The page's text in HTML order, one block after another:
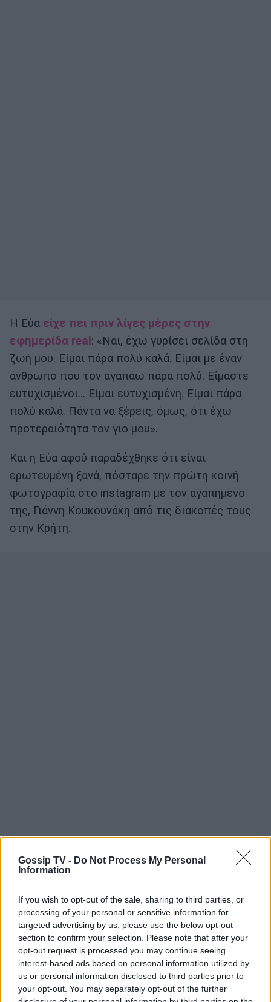
Gossip TV - Do Not Process My Personal
Information
If you wish to opt-out of the sale, sharing to third parties, or
processing of your personal or sensitive information for
targeted advertising by us, please use the below opt-out
section to confirm your selection. Please note that after your
opt-out request is processed you may continue seeing
interest-based ads based on personal information utilized by
us or personal information disclosed to third parties prior to
your opt-out. You may separately opt-out of the further
Η Εύα είχε πει πριν λίγες μέρες στην
εφημερίδα real : «Ναι, έχω γυρίσει σελίδα στη
ζωή µου. Είµαι πάρα πολύ καλά. Είµαι µε έναν
άνθρωπο που τον αγαπάω πάρα πολύ. Είµαστε
ευτυχισµένοι… Είµαι ευτυχισµένη. Είµαι πάρα
πολύ καλά. Πάντα να ξέρεις, όµως, ότι έχω
προτεραιότητα τον γιο µου».
Και η Εύα αφού παραδέχθηκε ότι είναι
ερωτευμένη ξανά, πόσταρε την πρώτη κοινή
φωτογραφία στο instagram με τον αγαπημένο
της, Γιάννη Κουκουνάκη από τις διακοπές τους
στην Κρήτη.